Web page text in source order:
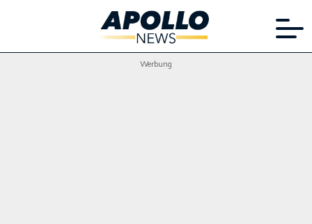
Werbung